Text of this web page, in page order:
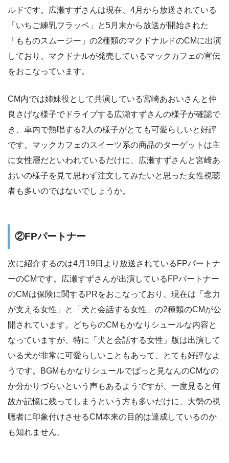
ルドです。広瀬すずさんは現在、4月から放送されている
「いちご練乳フラッペ」と5月末から放送が開始された
「もものスムージー」の2種類のマクドナルドのCMに出演
しており、マクドナルが発売しているマックカフェの宣伝
をおこなっています。
CM内では姉妹役として共演している宮崎あおいさんと仲
良さげな様子でドライブする広瀬すずさんの様子が確認で
き、車内で熱唱する2人の様子がとても可愛らしいと好評
です。マックカフェのスイーツ系の商品のターゲットは主
に女性層だといわれているだけに、広瀬すずさんと宮崎あ
おいの様子を見て思わず注文してみたいと思った女性視聴
者も多いのではないでしょうか。
②FPパートナー
次に紹介するのは4月19日より放送されているFPパートナ
ーのCMです。広瀬すずさんが出演しているFPパートナー
のCMは保険に関するPRをおこなっており、現在は「念力
が支える女性」と「犬と会話する女性」の2種類のCMが公
開されています。どちらのCMもかなりシュールな内容と
なっていますが、特に「犬と会話する女性」版は出演して
いる犬が非常に可愛らしいこともあって、とても好評なよ
うです。BGMもかなりシュールでぱっと見なんのCMなの
か分かりづらいという声もあるようですが、一度見ると何
故か記憶に残ってしまうという方も多いだけに、大勢の視
聴者に印象付けさせるCM本来の目的は達成しているのか
も知れません。